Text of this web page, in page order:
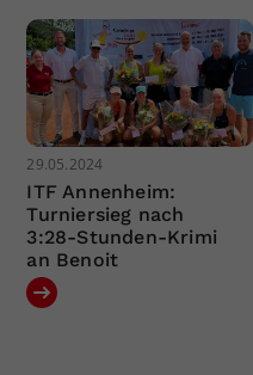
29.05.2024
ITF Annenheim:
Turniersieg nach
3:28-Stunden-Krimi
an Benoit